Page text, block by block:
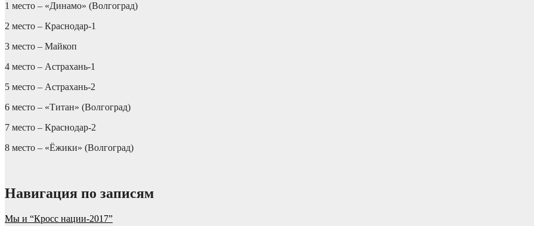
1 место – «Динамо» (Волгоград)
2 место – Краснодар-1
3 место – Майкоп
4 место – Астрахань-1
5 место – Астрахань-2
6 место – «Титан» (Волгоград)
7 место – Краснодар-2
8 место – «Ёжики» (Волгоград)
Навигация по записям
Мы и “Кросс нации-2017”